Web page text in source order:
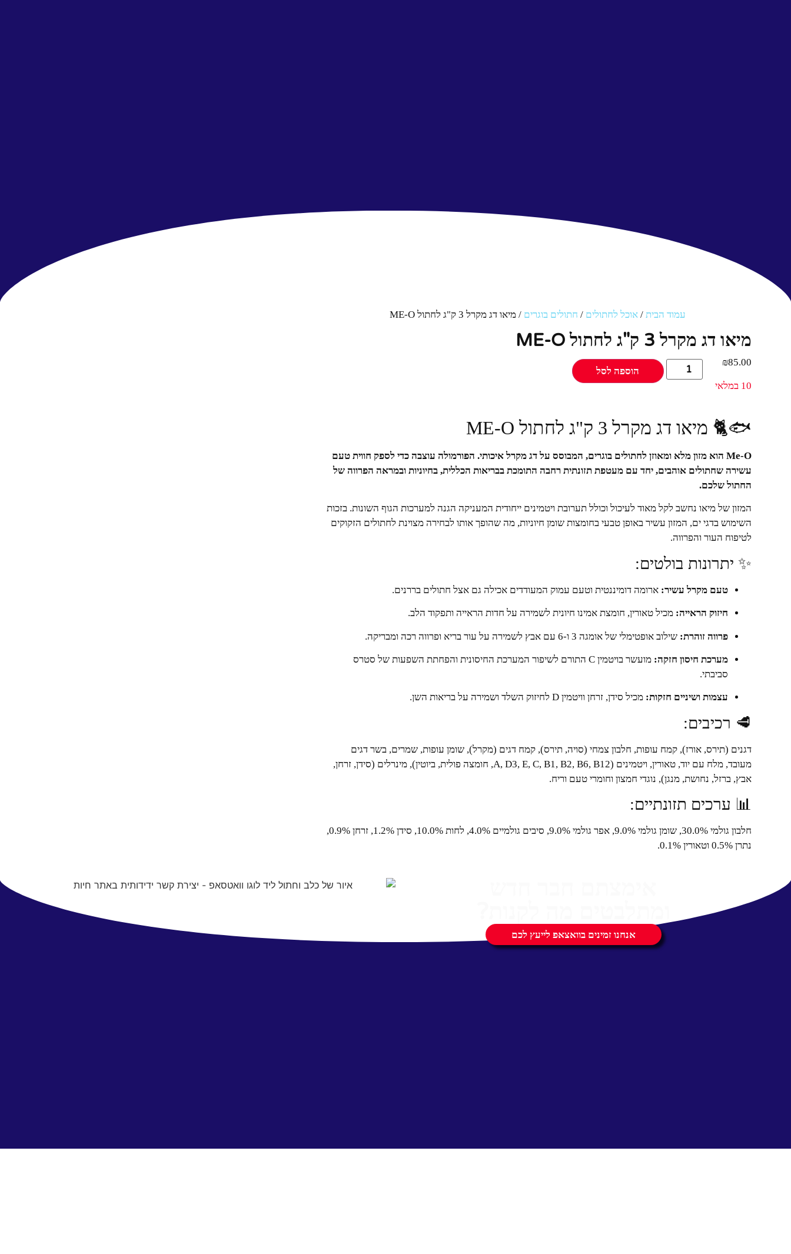
עמוד הבית/ אוכל לחתולים / חתולים בוגרים / מיאו דג מקרל 3 ק"ג לחתול ME-O
מיאו דג מקרל 3 ק"ג לחתול ME-O
₪85.00
10 במלאי
הוספה לסל
🐟🐈 מיאו דג מקרל 3 ק"ג לחתול ME-O
Me-O הוא מזון מלא ומאוזן לחתולים בוגרים, המבוסס על דג מקרל איכותי. הפורמולה עוצבה כדי לספק חווית טעם
עשירה שחתולים אוהבים, יחד עם מעטפת תזונתית רחבה התומכת בבריאות הכללית, בחיוניות ובמראה הפרווה של
החתול שלכם.
המזון של מיאו נחשב לקל מאוד לעיכול וכולל תערובת ויטמינים ייחודית המעניקה הגנה למערכות הגוף השונות. בזכות
השימוש בדגי ים, המזון עשיר באופן טבעי בחומצות שומן חיוניות, מה שהופך אותו לבחירה מצוינת לחתולים הזקוקים
לטיפוח העור והפרווה.
✨ יתרונות בולטים:
טעם מקרל עשיר: ארומה דומיננטית וטעם עמוק המעודדים אכילה גם אצל חתולים בררנים.
חיזוק הראייה: מכיל טאורין, חומצת אמינו חיונית לשמירה על חדות הראייה ותפקוד הלב.
פרווה זוהרת: שילוב אופטימלי של אומגה 3 ו-6 עם אבץ לשמירה על עור בריא ופרווה רכה ומבריקה.
מערכת חיסון חזקה:
מועשר בויטמין C התורם לשיפור המערכת החיסונית והפחתת השפעות של סטרס
סביבתי.
עצמות ושיניים חזקות: מכיל סידן, זרחן וויטמין D לחיזוק השלד ושמירה על בריאות השן.
🥩 רכיבים:
דגנים (תירס, אורז), קמח עופות, חלבון צמחי (סויה, תירס), קמח דגים (מקרל), שומן עופות, שמרים, בשר דגים
מעובד, מלח עם יוד, טאורין, ויטמינים (A, D3, E, C, B1, B2, B6, B12, חומצה פולית, ביוטין), מינרלים (סידן, זרחן,
אבץ, ברזל, נחושת, מנגן), נוגדי חמצון וחומרי טעם וריח.
📊 ערכים תזונתיים:
חלבון גולמי 30.0%, שומן גולמי 9.0%, אפר גולמי 9.0%, סיבים גולמיים 4.0%, לחות 10.0%, סידן 1.2%, זרחן 0.9%,
נתרן 0.5% וטאורין 0.1%.
אנחנו זמינים בוואצאפ לייעץ לכם